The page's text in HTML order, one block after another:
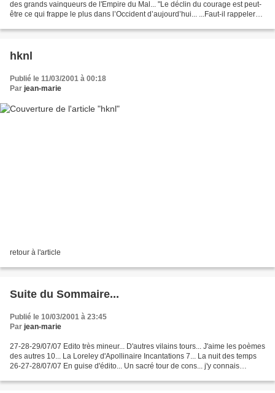
des grands vainqueurs de l'Empire du Mal... "Le déclin du courage est peut-
être ce qui frappe le plus dans l’Occident d’aujourd’hui... ...Faut-il rappeler
hknl
Publié le 11/03/2001 à 00:18
Par jean-marie
retour à l'article
Suite du Sommaire...
Publié le 10/03/2001 à 23:45
Par jean-marie
27-28-29/07/07 Edito très mineur... D'autres vilains tours... J'aime les poèmes
des autres 10... La Loreley d'Apollinaire Incantations 7... La nuit des temps
26-27-28/07/07 En guise d'édito... Un sacré tour de cons... j'y connais